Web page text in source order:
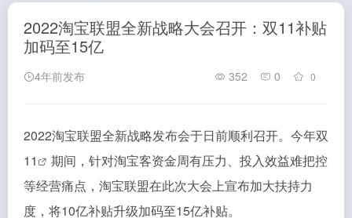
2022淘宝联盟全新战略大会召开：双11补贴
加码至15亿
4年前发布 352 0 0
2022淘宝联盟全新战略发布会于日前顺利召开。今年双
11
期间，针对淘宝客资金周有压力、投入效益难把控
等经营痛点，淘宝联盟在此次大会上宣布加大扶持力
度，将10亿补贴升级加码至15亿补贴。